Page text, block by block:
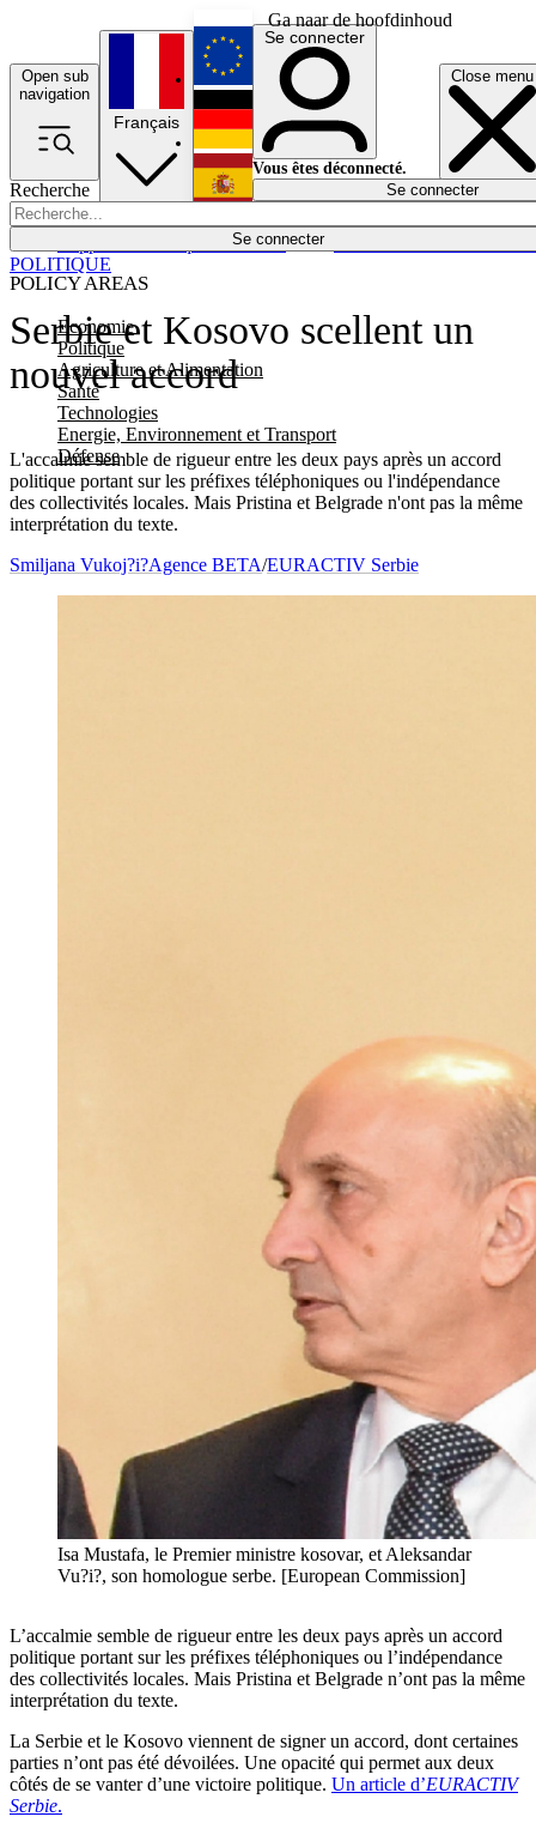
Ga naar de hoofdinhoud
Open sub
navigation
Close menu
Recherche
Se connecter
POLICY AREAS
Economie
Politique
Agriculture et Alimentation
Santé
Technologies
Energie, Environnement et Transport
Défense
Économie
Français
English
Deutsch
Español
Se connecter
Vous êtes déconnecté.
Se connecter
Serbie et Kosovo scellent un
nouvel accord
L'accalmie semble de rigueur entre les deux pays après un accord
politique portant sur les préfixes téléphoniques ou l'indépendance
des collectivités locales. Mais Pristina et Belgrade n'ont pas la même
interprétation du texte.
POLITIQUE
Smiljana Vukoj?i?Agence BETA/EURACTIV Serbie
Isa Mustafa, le Premier ministre kosovar, et Aleksandar
Vu?i?, son homologue serbe. [European Commission]
L’accalmie semble de rigueur entre les deux pays après un accord
politique portant sur les préfixes téléphoniques ou l’indépendance
des collectivités locales. Mais Pristina et Belgrade n’ont pas la même
interprétation du texte.
La Serbie et le Kosovo viennent de signer un accord, dont certaines
parties n’ont pas été dévoilées. Une opacité qui permet aux deux
côtés de se vanter d’une victoire politique. Un article d’EURACTIV
Serbie.